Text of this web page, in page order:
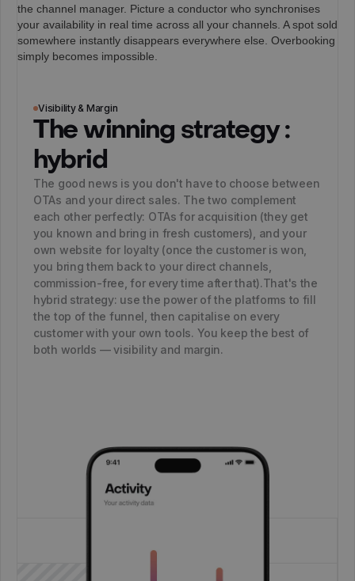
the channel manager. Picture a conductor who synchronises
your availability in real time across all your channels. A spot sold
somewhere instantly disappears everywhere else. Overbooking
simply becomes impossible.
Visibility & Margin
The winning strategy :
hybrid
The good news is you don't have to choose between
OTAs and your direct sales. The two complement
each other perfectly: OTAs for acquisition (they get
you known and bring in fresh customers), and your
own website for loyalty (once the customer is won,
you bring them back to your direct channels,
commission-free, for every time after that).That's the
hybrid strategy: use the power of the platforms to fill
the top of the funnel, then capitalise on every
customer with your own tools. You keep the best of
both worlds — visibility and margin.